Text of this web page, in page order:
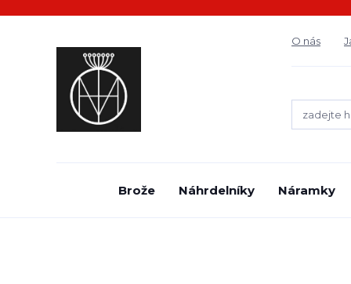
O nás
Brože Náhrdelníky Náramky